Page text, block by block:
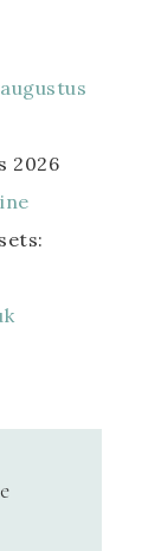
2026